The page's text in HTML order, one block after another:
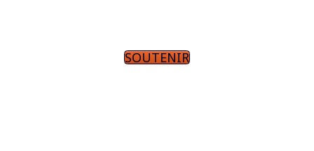
SOUTENIR